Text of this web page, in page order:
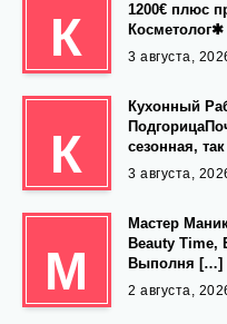
К
1200€ плюс
3 августа,
К
Кухонный
сезонная,
3 августа,
М
Мастер
Beauty Time,
Выполня […]
2 августа,